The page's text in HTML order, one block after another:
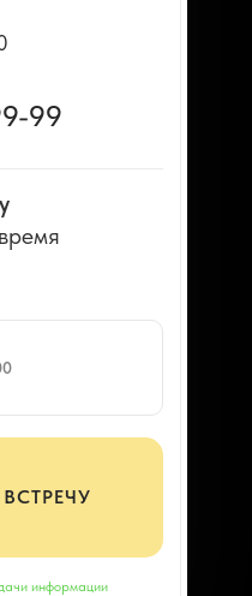
информации
99